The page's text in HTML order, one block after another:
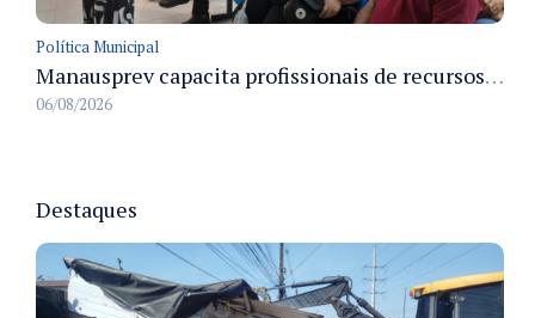
Política Municipal
Manausprev capacita profissionais de recursos humanos para agilizar concessão de aposentadorias no município
06/08/2026
Destaques